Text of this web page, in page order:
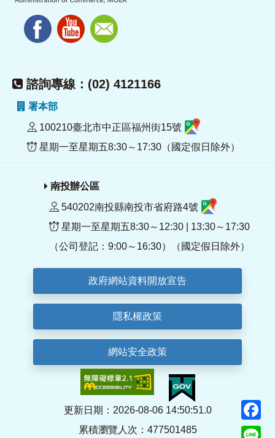
諮詢專線：(02) 4121166
署本部
100210臺北市中正區福州街15號
星期一至星期五8:30～17:30（國定假日除外）
南投辦公區
540202南投縣南投市省府路4號
星期一至星期五8:30～12:30 | 13:30～17:30
（公司登記：9:00～16:30）（國定假日除外）
政府網站資料開放宣告
隱私權政策
網站安全政策
更新日期：2026-08-06 14:50:51.0
累積瀏覽人次：477501485